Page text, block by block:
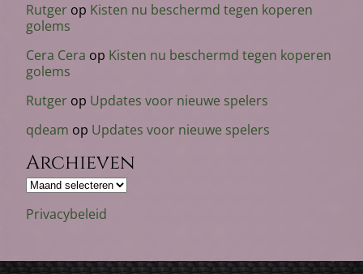
Rutger op Kisten nu beschermd tegen koperen
golems
Cera Cera op Kisten nu beschermd tegen koperen
golems
Rutger op Updates voor nieuwe spelers
qdeam op Updates voor nieuwe spelers
Archieven
Archieven
Privacybeleid